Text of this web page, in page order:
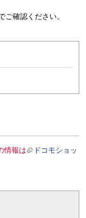
ご確認ください。
情報は
ドコモショッ